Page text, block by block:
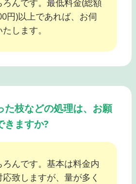
ろんです。最低料金(総額
円)以上であれば、お伺
します。
た枝などの処理は、お願
きますか?
ろんです。基本は料金内
応致しますが、量が多く